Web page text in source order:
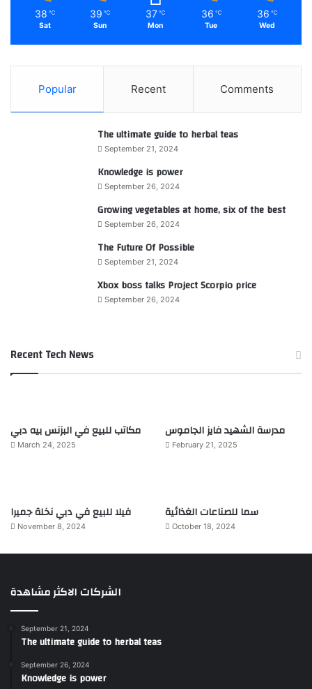
38 ℃
Sat
39 ℃
Sun
37 ℃
Mon
36 ℃
Tue
36 ℃
Wed
Popular Recent Comments
The ultimate guide to herbal teas
September 21, 2024
Knowledge is power
September 26, 2024
Growing vegetables at home, six of the best
September 26, 2024
The Future Of Possible
September 21, 2024
Xbox boss talks Project Scorpio price
September 26, 2024
Recent Tech News
مكاتب للبيع في البزنس بيه دبي
March 24, 2025
مدرسة الشهيد فايز الجاموس
February 21, 2025
فيلا للبيع في دبي نخلة جميرا
November 8, 2024
سما للصناعات الغذائية
October 18, 2024
الشركات الاكثر مشاهدة
September 21, 2024
The ultimate guide to herbal teas
September 26, 2024
Knowledge is power